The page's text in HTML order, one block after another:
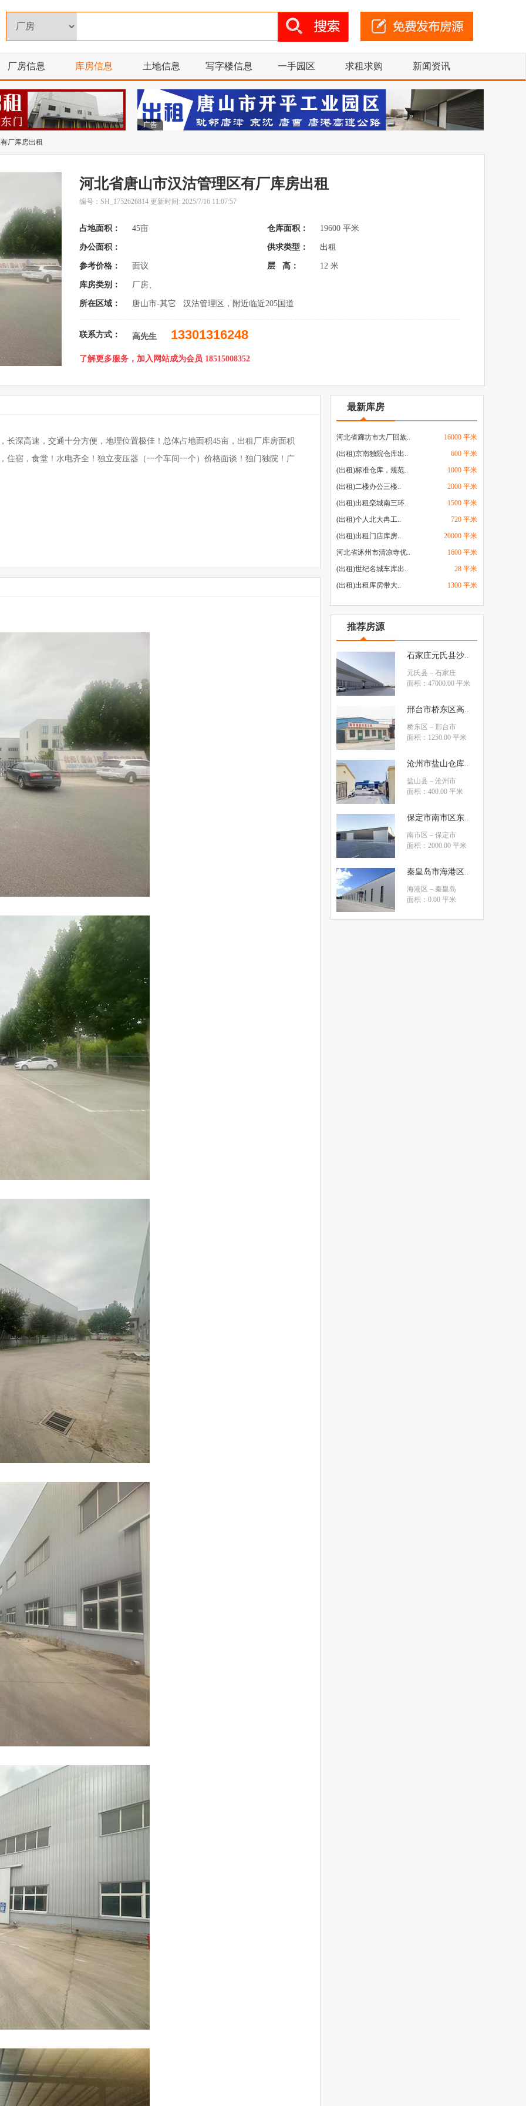
厂房信息 库房信息 土地信息 写字楼信息 一手园区 求租求购 新闻资讯
广告
厂库房出租
河北省唐山市汉沽管理区有厂库房出租
编号：SH_1752626814 更新时间: 2025/7/16 11:07:57
占地面积： 45亩 仓库面积： 19600 平米
办公面积： 供求类型： 出租
参考价格： 面议 层 高： 12 米
库房类别： 厂房、
所在区域： 唐山市-其它 汉沽管理区，附近临近205国道
联系方式： 高先生 13301316248
了解更多服务，加入网站成为会员 18515008352
长深高速，交通十分方便，地理位置极佳！总体占地面积45亩，出租厂库房面积
住宿，食堂！水电齐全！独立变压器（一个车间一个）价格面谈！独门独院！广
最新库房
河北省廊坊市大厂回族..
16000 平米
(出租)京南独院仓库出..
600 平米
(出租)标准仓库，规范..
1000 平米
(出租)二楼办公三楼..
2000 平米
(出租)出租栾城南三环..
1500 平米
(出租)个人北大冉工..
720 平米
(出租)出租门店库房..
20000 平米
河北省涿州市清凉寺优..
1600 平米
(出租)世纪名城车库出..
28 平米
(出租)出租库房带大..
1300 平米
推荐房源
石家庄元氏县沙..
元氏县 －石家庄
面积：47000.00 平米
邢台市桥东区高..
桥东区 －邢台市
面积：1250.00 平米
沧州市盐山仓库..
盐山县 －沧州市
面积：400.00 平米
保定市南市区东..
南市区 －保定市
面积：2000.00 平米
秦皇岛市海港区..
海港区 －秦皇岛
面积：0.00 平米